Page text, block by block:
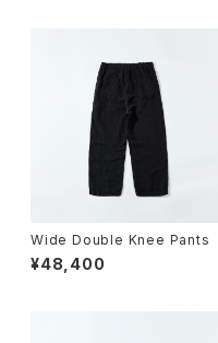
Wide Double Knee Pants
¥48,400